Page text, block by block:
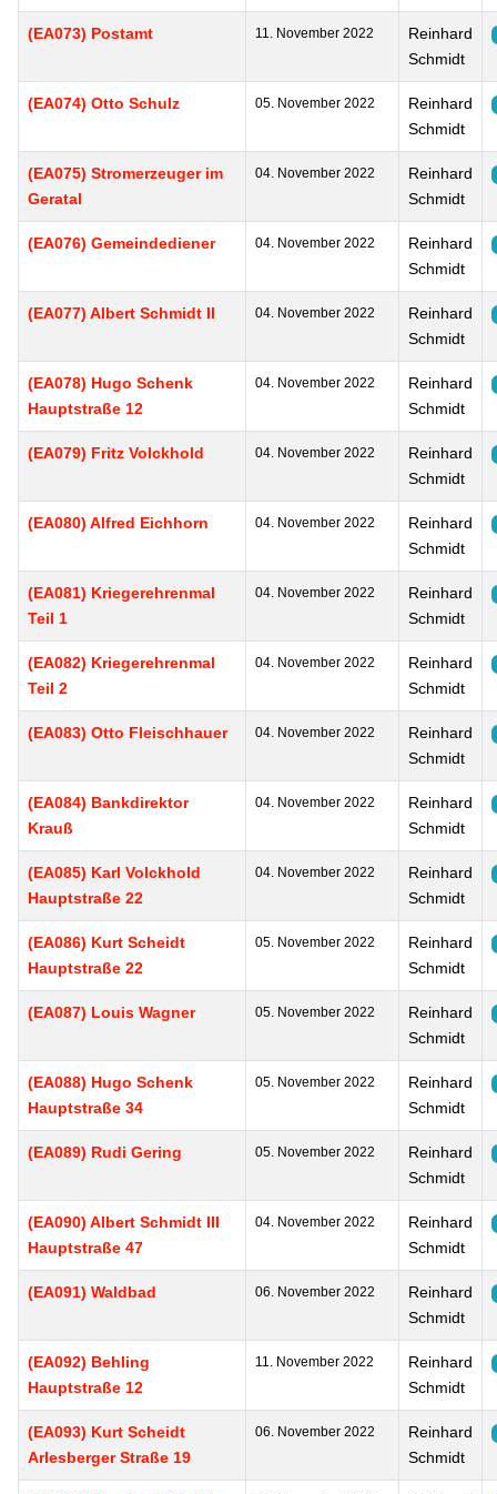
(EA073) Postamt 11. November 2022
Reinhard
Schmidt
(EA074) Otto Schulz 05. November 2022
Reinhard
Schmidt
(EA075) Stromerzeuger im
Geratal
04. November 2022
Reinhard
Schmidt
(EA076) Gemeindediener 04. November 2022
Reinhard
Schmidt
(EA077) Albert Schmidt II 04. November 2022
Reinhard
Schmidt
(EA078) Hugo Schenk
Hauptstraße 12
04. November 2022
Reinhard
Schmidt
(EA079) Fritz Volckhold 04. November 2022
Reinhard
Schmidt
(EA080) Alfred Eichhorn 04. November 2022
Reinhard
Schmidt
(EA081) Kriegerehrenmal
Teil 1
04. November 2022
Reinhard
Schmidt
(EA082) Kriegerehrenmal
Teil 2
04. November 2022
Reinhard
Schmidt
(EA083) Otto Fleischhauer 04. November 2022
Reinhard
Schmidt
(EA084) Bankdirektor
Krauß
04. November 2022
Reinhard
Schmidt
(EA085) Karl Volckhold
Hauptstraße 22
04. November 2022
Reinhard
Schmidt
(EA086) Kurt Scheidt
Hauptstraße 22
05. November 2022
Reinhard
Schmidt
(EA087) Louis Wagner 05. November 2022
Reinhard
Schmidt
(EA088) Hugo Schenk
Hauptstraße 34
05. November 2022
Reinhard
Schmidt
(EA089) Rudi Gering 05. November 2022
Reinhard
Schmidt
(EA090) Albert Schmidt III
Hauptstraße 47
04. November 2022
Reinhard
Schmidt
(EA091) Waldbad 06. November 2022
Reinhard
Schmidt
(EA092) Behling
Hauptstraße 12
11. November 2022
Reinhard
Schmidt
(EA093) Kurt Scheidt
Arlesberger Straße 19
06. November 2022
Reinhard
Schmidt